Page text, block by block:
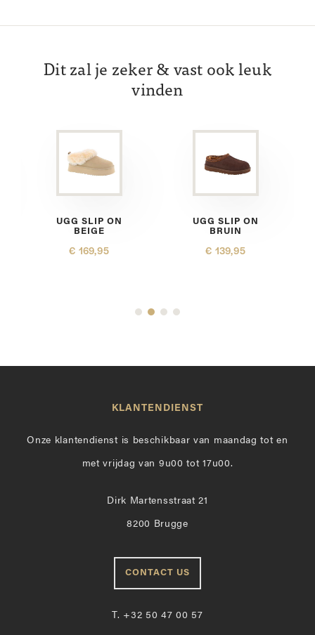
Dit zal je zeker & vast ook leuk
vinden
UGG SLIP ON
BEIGE
€ 169,95
UGG SLIP ON
BRUIN
€ 139,95
KLANTENDIENST
Onze klantendienst is beschikbaar van maandag tot en
met vrijdag van 9u00 tot 17u00.
Dirk Martensstraat 21
8200 Brugge
CONTACT US
T. +32 50 47 00 57